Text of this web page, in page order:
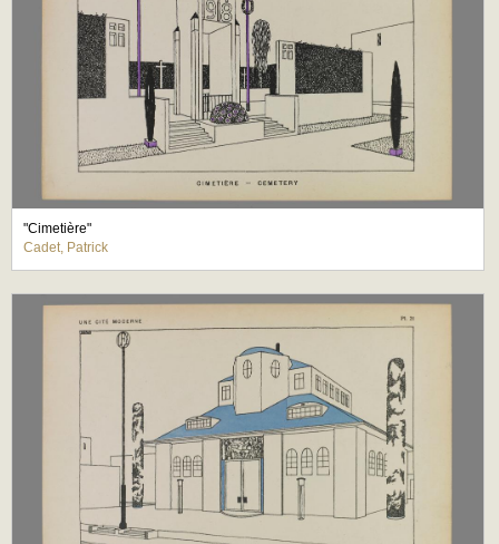
"Cimetière"
Cadet, Patrick